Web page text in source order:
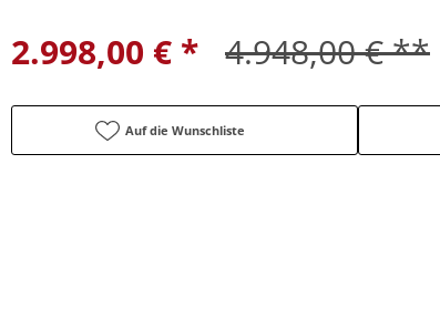
2.998,00 € * 4.948,00 € **
Auf die Wunschliste